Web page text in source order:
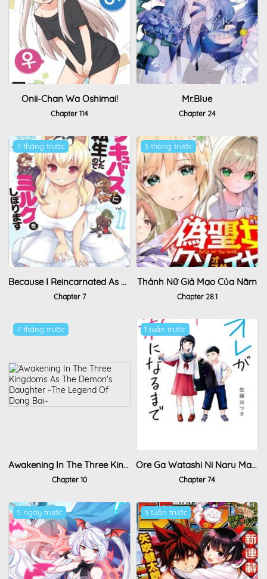
Onii-Chan Wa Oshimai!
Chapter 114
Mr.blue
Chapter 24
7 tháng trước
Because I Reincarnated As A Succubus, Ill Squeeze Out Milk(Dot)
Chapter 7
3 tháng trước
Thánh Nữ Giả Mạo Của Năm
Chapter 28.1
7 tháng trước
Awakening In The Three Kingdoms As The Demon's Daughter ~The Legend Of Dong Bai~
Chapter 10
1 tuần trước
Ore Ga Watashi Ni Naru Made
Chapter 74
5 ngày trước 3 tuần trước